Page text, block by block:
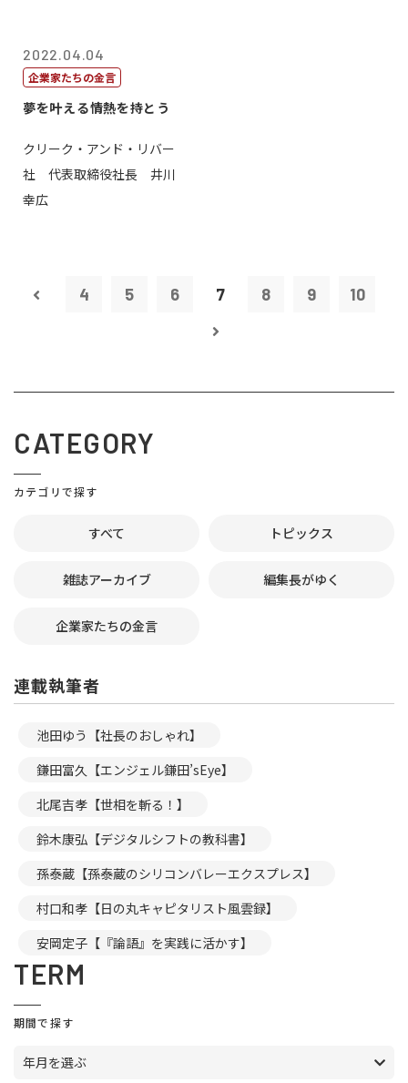
2022.04.04
企業家たちの金言
夢を叶える情熱を持とう
クリーク・アンド・リバー
社 代表取締役社長 井川
幸広
4 5 6 7 8 9 10
CATEGORY
カテゴリで探す
すべて トピックス
雑誌アーカイブ 編集長がゆく
企業家たちの金言
連載執筆者
池田ゆう【社長のおしゃれ】
鎌田富久【エンジェル鎌田’sEye】
北尾吉孝【世相を斬る！】
鈴木康弘【デジタルシフトの教科書】
孫泰蔵【孫泰蔵のシリコンバレーエクスプレス】
村口和孝【日の丸キャピタリスト風雲録】
安岡定子【『論語』を実践に活かす】
TERM
期間で探す
年月を選ぶ